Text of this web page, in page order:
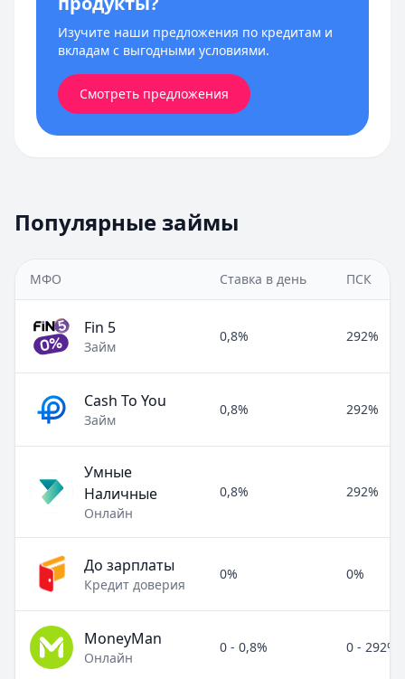
Изучите наши предложения по кредитам и
вкладам с выгодными условиями.
Смотреть предложения
Популярные займы
МФО Ставка в день ПСК
Fin 5
Займ
0,8% 292%
Cash To You
Займ
0,8% 292%
Умные
Наличные
Онлайн
0,8% 292%
До зарплаты
Кредит доверия
0% 0%
MoneyMan
Онлайн
0 - 0,8% 0 - 292%